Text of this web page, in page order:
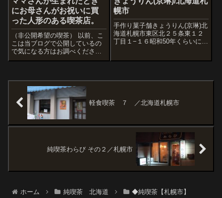
にお母さんがお祝いに買
った人形のある喫茶店。
（非公開希望の喫茶） 以前、こ
こは当ブログで公開しているの
で気になる方はお調べくださ
い。 この辺は以前けっこう栄え
ーが複数いるため区画割が変な
ので、この喫茶家屋の形がとが
ってて面白いで...
幌市
手作り菓子舗きょうりん(京琳)北
海道札幌市東区北２５条東１２
丁目１−１６昭和50年くらいにオ
是非ご訪問を。70sな店内。今日
軽食喫茶 ７ ／北海道札幌市
純喫茶わらび その２／札幌市
ホーム 純喫茶 北海道 ◆純喫茶【札幌市】